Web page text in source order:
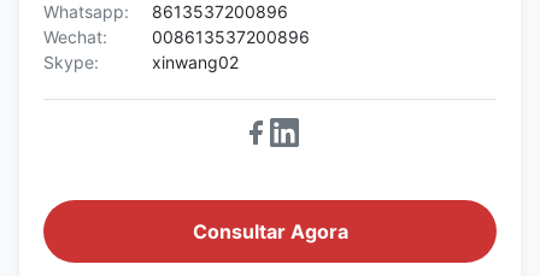
Whatsapp:
8613537200896
Wechat:
008613537200896
Skype:
xinwang02
Consultar Agora